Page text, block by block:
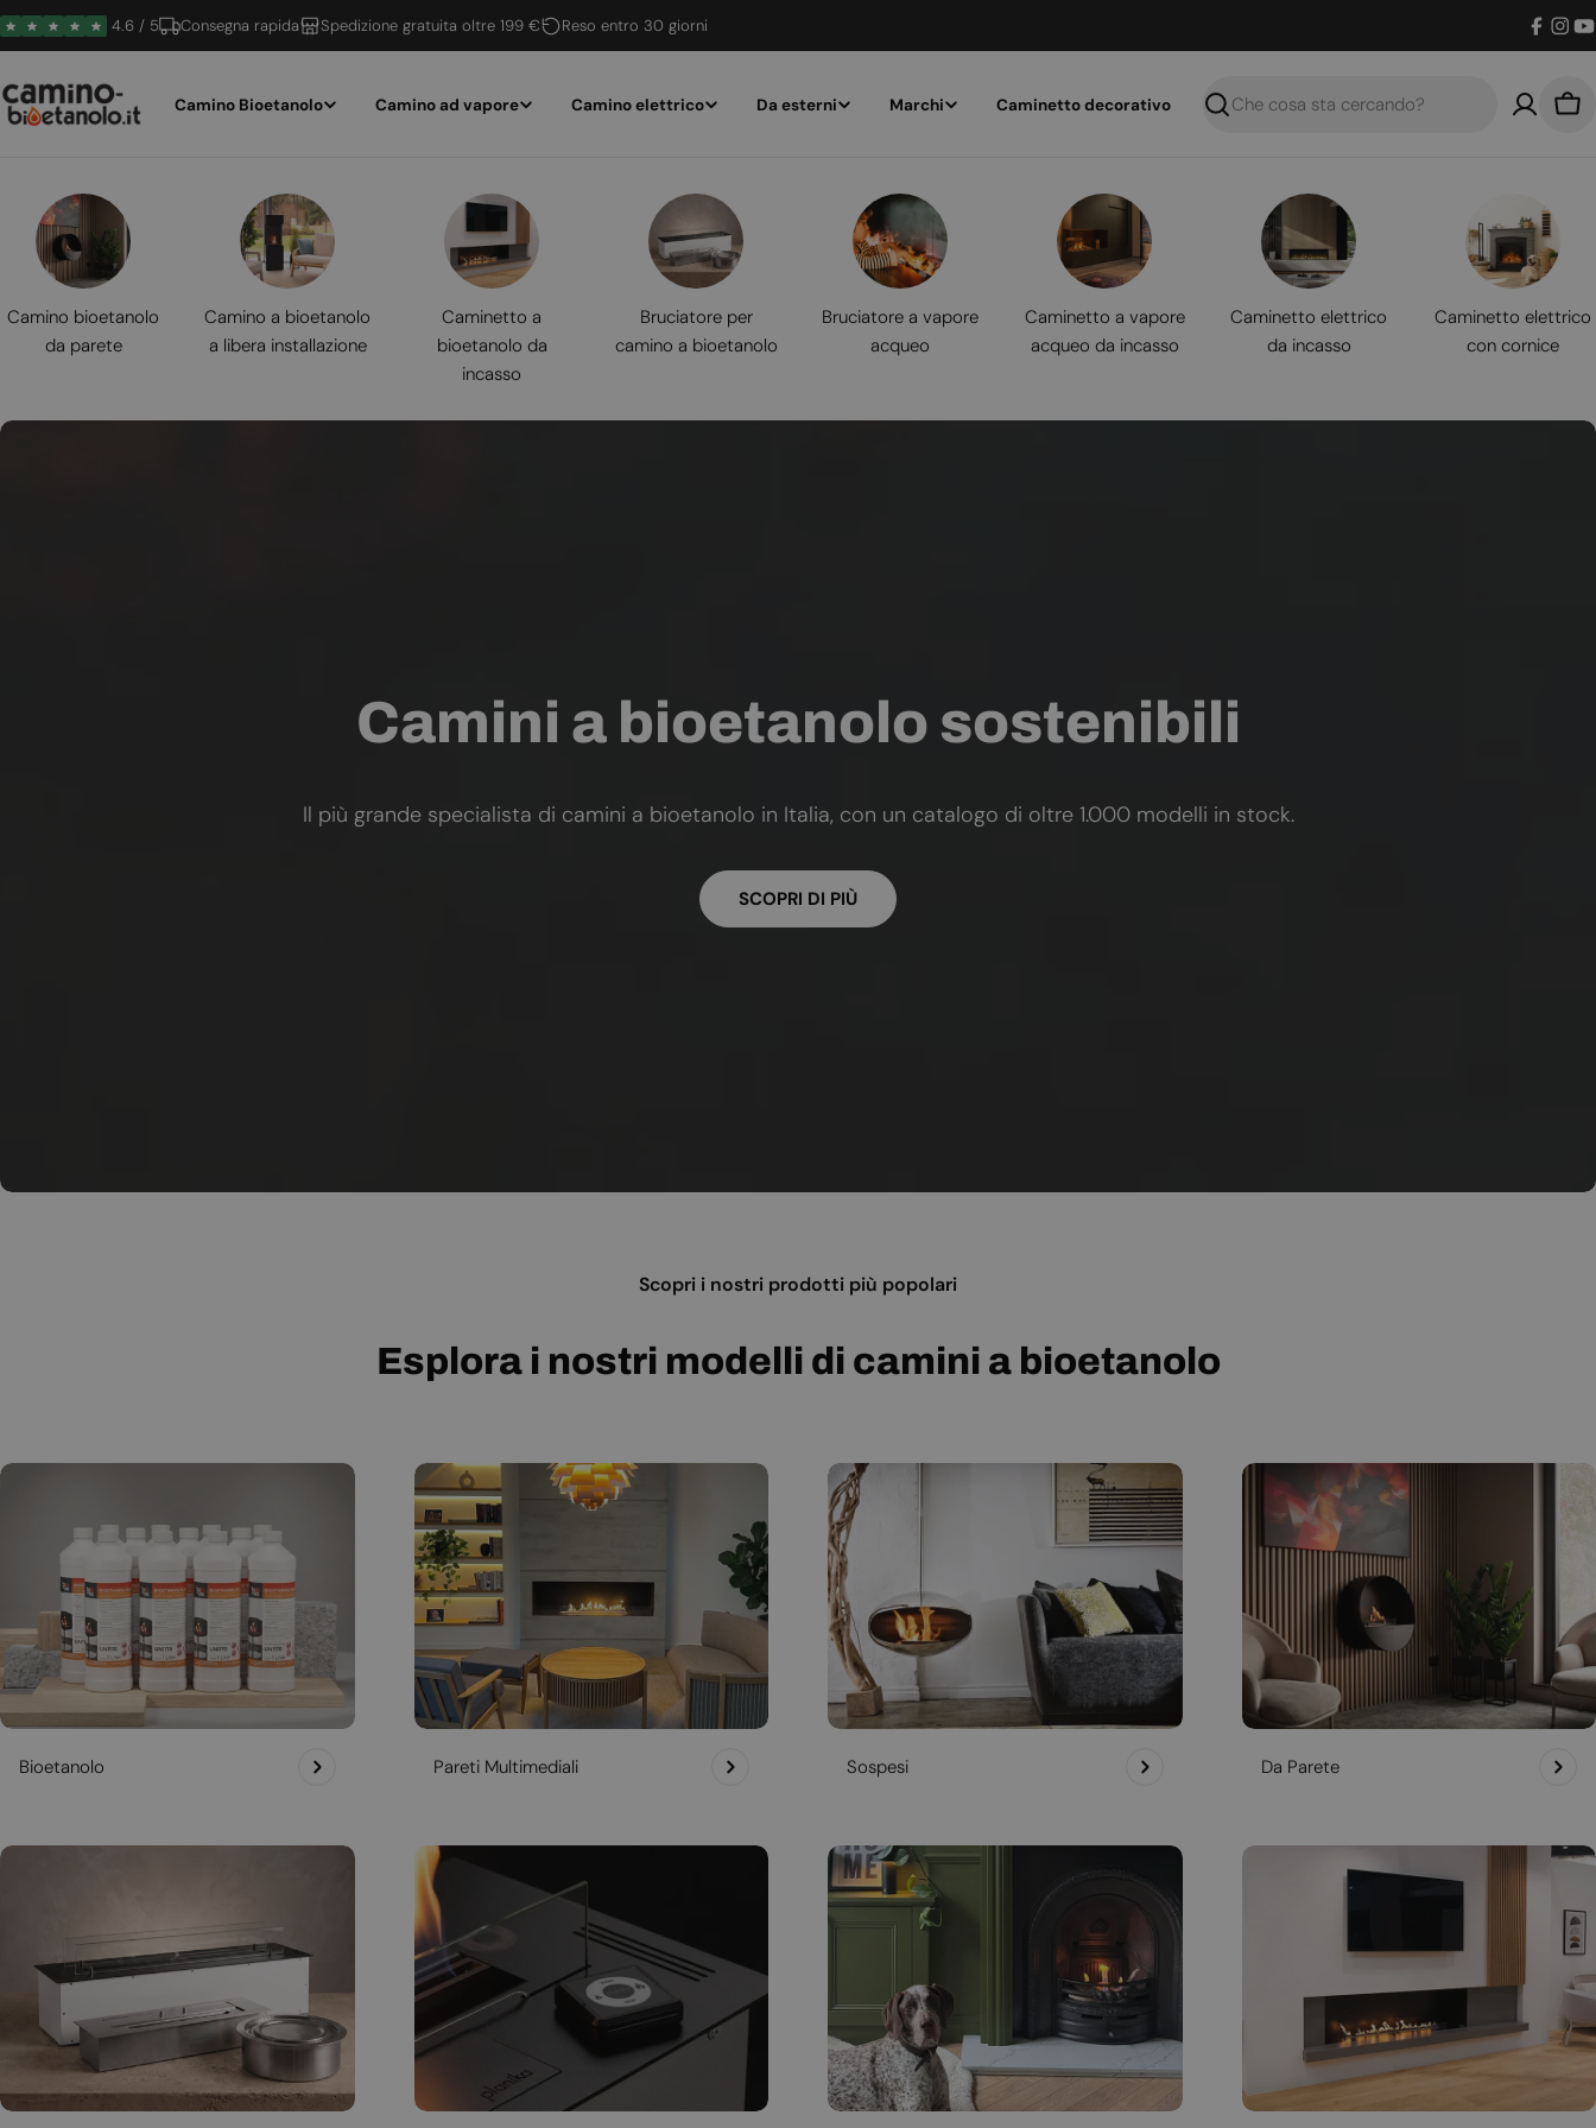
Vai
al
4.6 / 5 Consegna rapida Spedizione gratuita oltre 199 € Reso entro 30 giorni
Camino Bioetanolo Camino ad vapore Camino elettrico Da esterni Marchi Caminetto decorativo
Ricerca
Camino bioetanolo
da parete
Camino a bioetanolo
a libera installazione
Caminetto a
bioetanolo da
incasso
Bruciatore per
camino a bioetanolo
Bruciatore a vapore
acqueo
Caminetto a vapore
acqueo da incasso
Caminetto elettrico
da incasso
Caminetto elettrico
con cornice
Camini a bioetanolo sostenibili
Il più grande specialista di camini a bioetanolo in Italia, con un catalogo di oltre 1.000 modelli in stock.
SCOPRI DI PIÙ
Scopri i nostri prodotti più popolari
Esplora i nostri modelli di camini a bioetanolo
Bioetanolo Pareti Multimediali Sospesi Da Parete